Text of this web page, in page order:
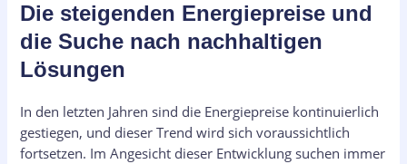
Die steigenden Energiepreise und
die Suche nach nachhaltigen
Lösungen
In den letzten Jahren sind die Energiepreise kontinuierlich
gestiegen, und dieser Trend wird sich voraussichtlich
fortsetzen. Im Angesicht dieser Entwicklung suchen immer